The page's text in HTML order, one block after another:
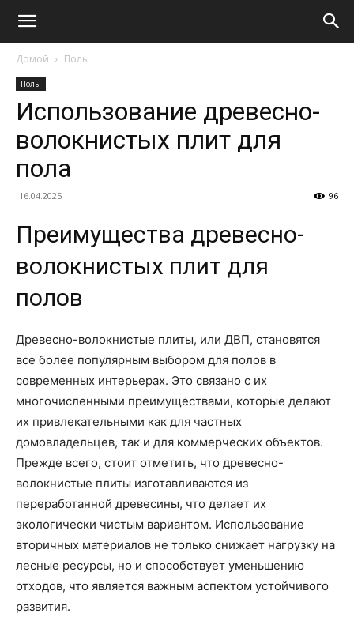
Домой Полы
Полы
Использование древесно-
волокнистых плит для
пола
16.04.2025 96
Преимущества древесно-
волокнистых плит для
полов
Древесно-волокнистые плиты, или ДВП, становятся
все более популярным выбором для полов в
современных интерьерах. Это связано с их
многочисленными преимуществами, которые делают
их привлекательными как для частных
домовладельцев, так и для коммерческих объектов.
Прежде всего, стоит отметить, что древесно-
волокнистые плиты изготавливаются из
переработанной древесины, что делает их
экологически чистым вариантом. Использование
вторичных материалов не только снижает нагрузку на
лесные ресурсы, но и способствует уменьшению
отходов, что является важным аспектом устойчивого
развития.